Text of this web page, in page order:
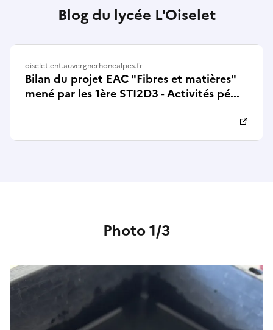
Blog du lycée L'Oiselet
Bilan du projet EAC "Fibres et matières"
mené par les 1ère STI2D3 - Activités pé...
oiselet.ent.auvergnerhonealpes.fr
Photo 1/3